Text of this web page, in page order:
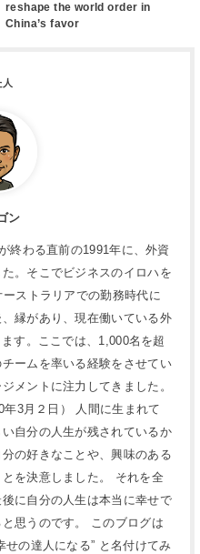
reshape the world order in
China’s favor
ン
終わる直前の1991年に、外資
。そこでビジネスのイロハを
ストラリアでの勤務時代に
縁があり、現在働いている外
す。ここでは、1,000名を超
ームを率いる経験をさせてい
メントに注力してきました。
3月２日） 人間に生まれて
自分の人生が残されているか
の好きなことや、興味のある
を決意しました。 それを全
に自分の人生は本当に幸せで
思うのです。 このブログは
せの達人になる” と名付けてみ